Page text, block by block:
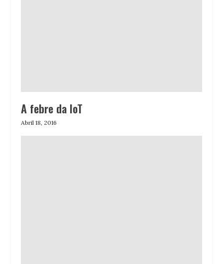
A febre da IoT
Abril 18, 2016